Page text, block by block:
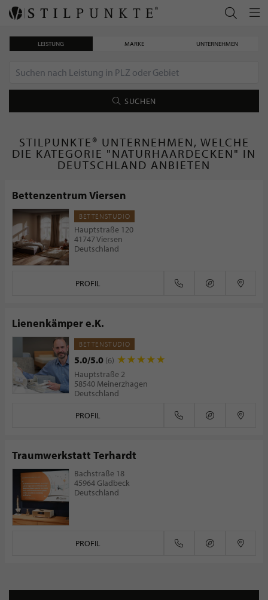
LEISTUNG MARKE UNTERNEHMEN
SUCHEN
STILPUNKTE® UNTERNEHMEN, WELCHE
DIE KATEGORIE "NATURHAARDECKEN" IN
DEUTSCHLAND ANBIETEN
Bettenzentrum Viersen
BETTENSTUDIO
Hauptstraße 120
41747 Viersen
Deutschland
PROFIL
Lienenkämper e.K.
BETTENSTUDIO
5.0/5.0 (6)
Hauptstraße 2
58540 Meinerzhagen
Deutschland
PROFIL
Traumwerkstatt Terhardt
Bachstraße 18
45964 Gladbeck
Deutschland
PROFIL